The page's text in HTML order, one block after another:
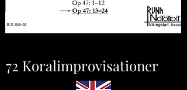
72 Koralimprovisationer